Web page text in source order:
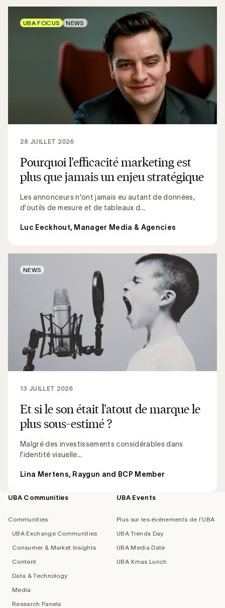
Pourquoi l'efficacité marketing est
plus que jamais un enjeu stratégique
Les annonceurs n'ont jamais eu autant de données,
d'outils de mesure et de tableaux d...
28 JUILLET 2026
Luc Eeckhout, Manager Media & Agencies
UBA FOCUS NEWS
Et si le son était l'atout de marque le
plus sous-estimé ?
Malgré des investissements considérables dans
l’identité visuelle...
13 JUILLET 2026
Lina Mertens, Raygun and BCP Member
NEWS
Footer
UBA Communities
Communities
UBA Exchange Communities
Consumer & Market Insights
Content
Data & Technology
Media
Research Panels
UBA Events
Plus sur les événements de l'UBA
UBA Trends Day
UBA Media Date
UBA Xmas Lunch